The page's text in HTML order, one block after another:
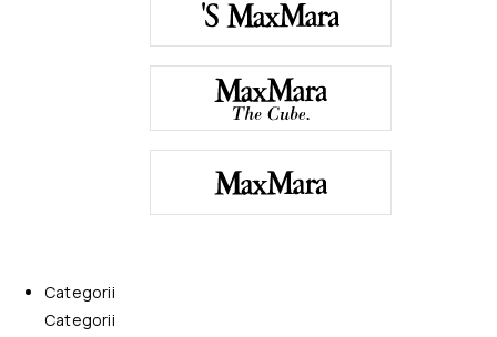
Categorii
Categorii